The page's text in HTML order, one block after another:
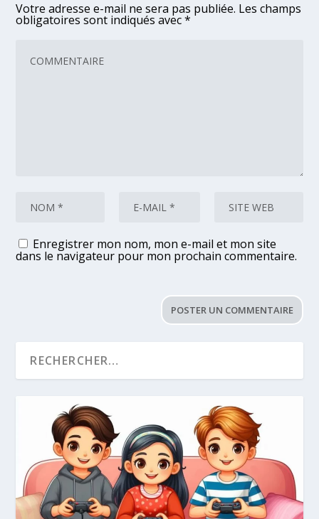
Votre adresse e-mail ne sera pas publiée. Les champs
obligatoires sont indiqués avec*
Enregistrer mon nom, mon e-mail et mon site
dans le navigateur pour mon prochain commentaire.